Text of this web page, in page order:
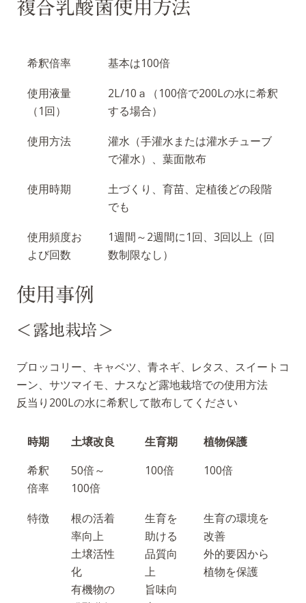
複合乳酸菌使用方法
希釈倍率
基本は100倍
使用液量
（1回）
2L/10ａ（100倍で200Lの水に希釈
する場合）
使用方法
灌水（手灌水または灌水チューブ
で灌水）、葉面散布
使用時期
土づくり、育苗、定植後どの段階
でも
使用頻度お
よび回数
1週間～2週間に1回、3回以上（回
数制限なし）
使用事例
＜露地栽培＞
ブロッコリー、キャベツ、青ネギ、レタス、スイートコ
ーン、サツマイモ、ナスなど露地栽培での使用方法
反当り200Lの水に希釈して散布してください
時期 土壌改良 生育期
植物保護
希釈
倍率
50倍～
100倍
100倍 100倍
特徴
根の活着
率向上
土壌活性
化
有機物の
生育を
助ける
品質向
上
旨味向
生育の環境を
改善
外的要因から
植物を保護